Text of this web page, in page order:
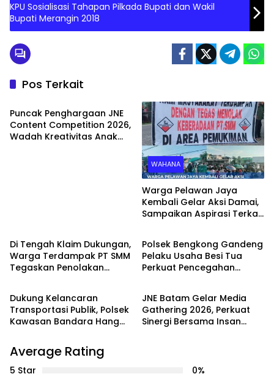
KPU Sosialisasi Tahapan Pilkada Bupati dan Wakil
Bupati Merangin 2018
Pos Terkait
Batam
Puncak Penghargaan JNE
Content Competition 2026,
Wadah Kreativitas Anak
WAHANA
Warga Pelawan Jaya
Kembali Gelar Aksi Damai,
Sampaikan Aspirasi Terkait
Di Tengah Klaim Dukungan,
Warga Terdampak PT SMM
Tegaskan Penolakan
Dampaknya”
Batam
Polsek Bengkong Gandeng
Pelaku Usaha Besi Tua
Perkuat Pencegahan
Batam
Dukung Kelancaran
Transportasi Publik, Polsek
Kawasan Bandara Hang
Trayek Bus Trans Batam
Batam
JNE Batam Gelar Media
Gathering 2026, Perkuat
Sinergi Bersama Insan
Average Rating
5 Star 0%